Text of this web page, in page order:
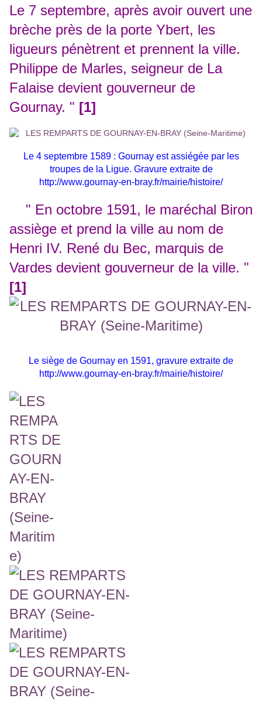
Le 7 septembre, après avoir ouvert une
brèche près de la porte Ybert, les
ligueurs pénètrent et prennent la ville.
Philippe de Marles, seigneur de La
Falaise devient gouverneur de
Gournay. " [1]
Le 4 septembre 1589 : Gournay est assiégée par les
troupes de la Ligue. Gravure extraite de
http://www.gournay-en-bray.fr/mairie/histoire/
" En octobre 1591, le maréchal Biron
assiège et prend la ville au nom de
Henri IV. René du Bec, marquis de
Vardes devient gouverneur de la ville. "
[1]
Le siège de Gournay en 1591, gravure extraite de
http://www.gournay-en-bray.fr/mairie/histoire/